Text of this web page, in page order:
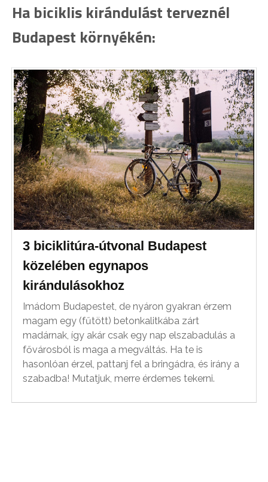
Ha biciklis kirándulást terveznél
Budapest környékén:
3 biciklitúra-útvonal Budapest
közelében egynapos
kirándulásokhoz
Imádom Budapestet, de nyáron gyakran érzem
magam egy (fűtött) betonkalitkába zárt
madárnak, így akár csak egy nap elszabadulás a
fővárosból is maga a megváltás. Ha te is
hasonlóan érzel, pattanj fel a bringádra, és irány a
szabadba! Mutatjuk, merre érdemes tekerni.